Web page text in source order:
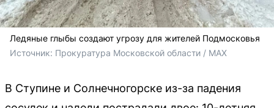
Ледяные глыбы создают угрозу для жителей Подмосковья
Источник: Прокуратура Московской области / MAX
В Ступине и Солнечногорске из-за падения